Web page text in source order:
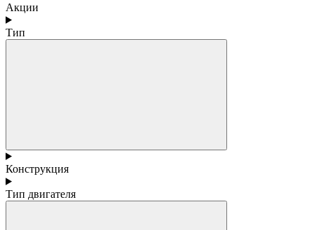
Акции
Тип
Конструкция
Тип двигателя